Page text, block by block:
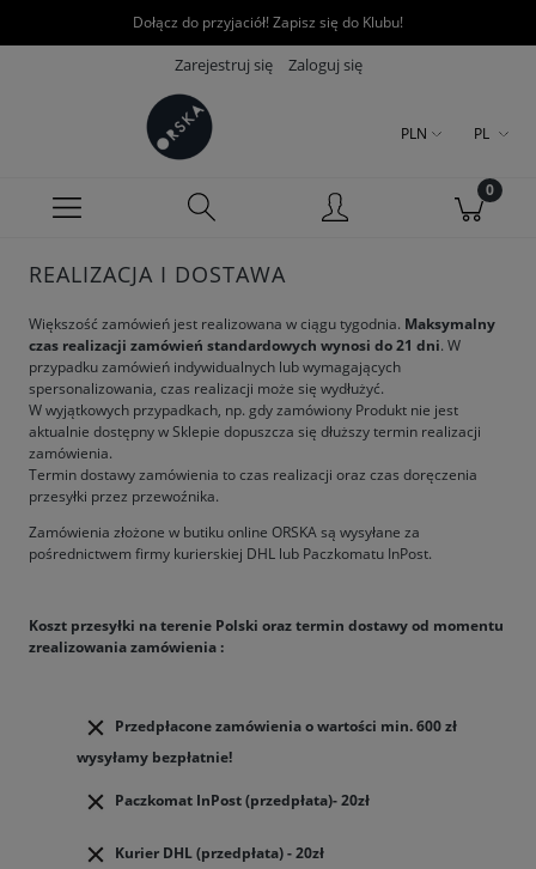
Dołącz do przyjaciół! Zapisz się do Klubu!
Zarejestruj się Zaloguj się
PLN PL
REALIZACJA I DOSTAWA
Większość zamówień jest realizowana w ciągu tygodnia. Maksymalny
czas realizacji zamówień standardowych wynosi do 21 dni. W
przypadku zamówień indywidualnych lub wymagających
spersonalizowania, czas realizacji może się wydłużyć.
W wyjątkowych przypadkach, np. gdy zamówiony Produkt nie jest
aktualnie dostępny w Sklepie dopuszcza się dłuższy termin realizacji
zamówienia.
Termin dostawy zamówienia to czas realizacji oraz czas doręczenia
przesyłki przez przewoźnika.
Zamówienia złożone w butiku online ORSKA są wysyłane za
pośrednictwem firmy kurierskiej DHL lub Paczkomatu InPost.
Koszt przesyłki na terenie Polski oraz termin dostawy od momentu
zrealizowania zamówienia :
Przedpłacone zamówienia o wartości min. 600 zł
wysyłamy bezpłatnie!
Paczkomat InPost (przedpłata)- 20zł
Kurier DHL (przedpłata) - 20zł